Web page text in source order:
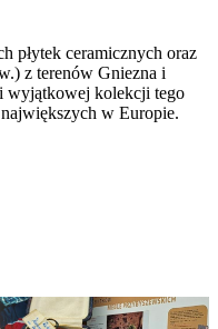
płytek ceramicznych oraz
z terenów Gniezna i
wyjątkowej kolekcji tego
w Europie.